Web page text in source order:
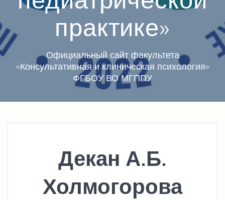
практике»
Официальный сайт факультета
«Консультативная и клиническая психология»
ФГБОУ ВО МГППУ
Декан А.Б.
Холмогорова